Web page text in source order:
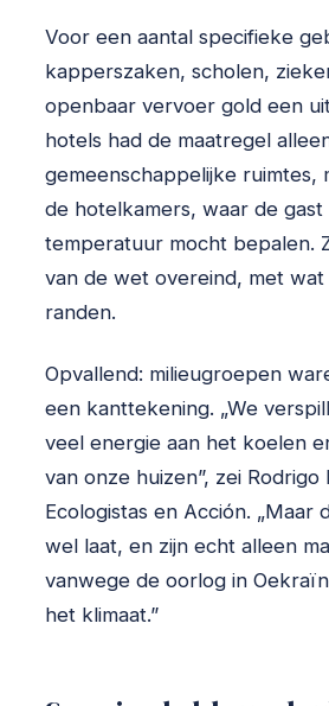
Voor een aantal specifieke
kapperszaken, scholen,
openbaar vervoer gold een
hotels had de maatregel
gemeenschappelijke ruimtes,
de hotelkamers, waar de
temperatuur mocht bepalen.
van de wet overeind, met wat
randen.
Opvallend: milieugroepen
een kanttekening. „We
veel energie aan het koelen
van onze huizen”, zei
Ecologistas en Acción. „Maar
wel laat, en zijn echt alleen
vanwege de oorlog in
het klimaat.”